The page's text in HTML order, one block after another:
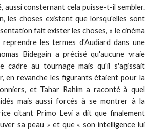
aussi consternant cela puisse-t-il sembler.
les choses existent que lorsqu'elles sont
fait exister les choses, « le cinéma
les termes d'Audiard dans une
Bidegain a précisé qu'aucune vraie
cadre au tournage mais qu'il s'agissait
en revanche les figurants étaient pour la
et Tahar Rahim a raconté à quel
mais aussi forcés à se montrer à la
citant Primo Levi a dit que finalement
sa peau » et que « son intelligence lui